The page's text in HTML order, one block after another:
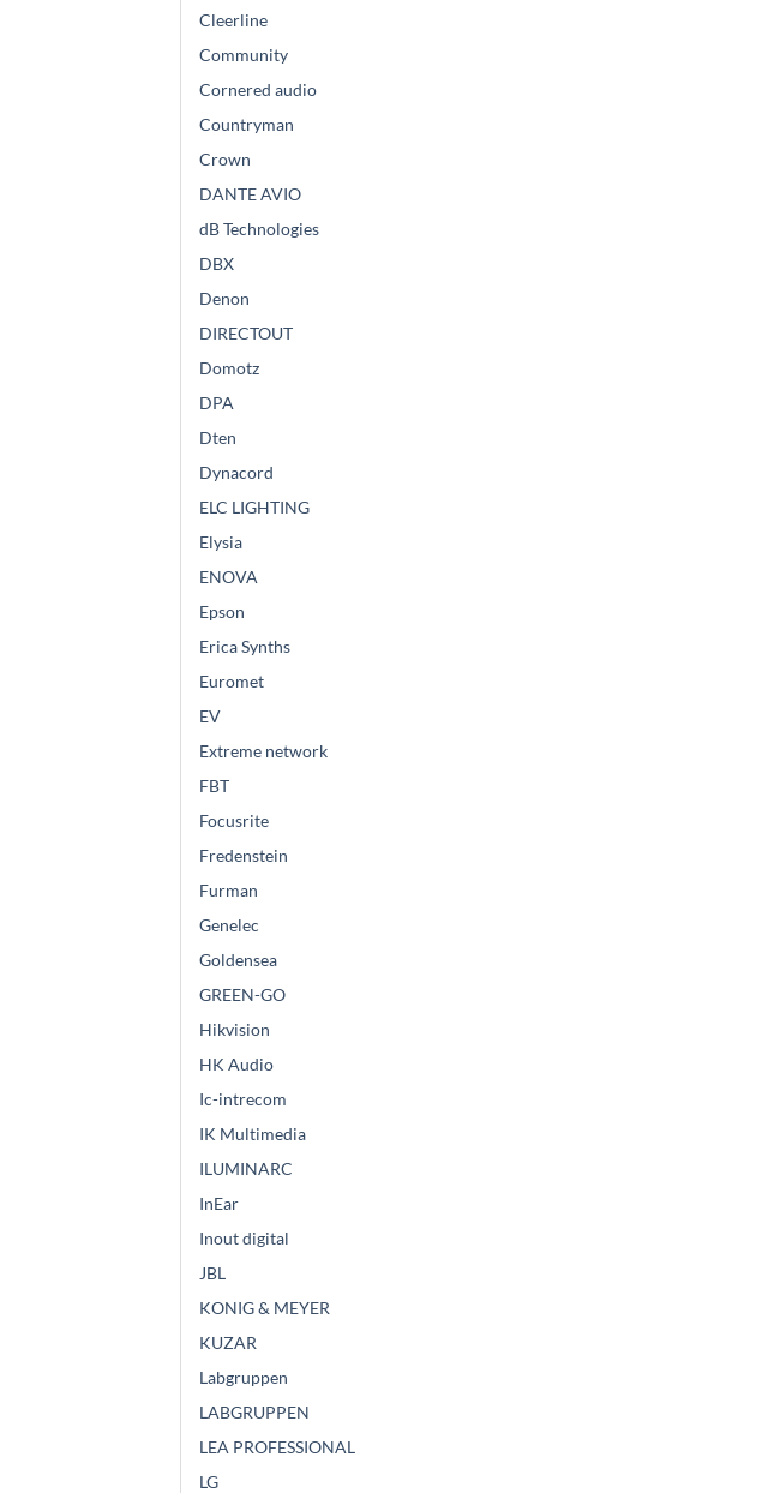
Cleerline
Community
Cornered audio
Countryman
Crown
DANTE AVIO
dB Technologies
DBX
Denon
DIRECTOUT
Domotz
DPA
Dten
Dynacord
ELC LIGHTING
Elysia
ENOVA
Epson
Erica Synths
Euromet
EV
Extreme network
FBT
Focusrite
Fredenstein
Furman
Genelec
Goldensea
GREEN-GO
Hikvision
HK Audio
Ic-intrecom
IK Multimedia
ILUMINARC
InEar
Inout digital
JBL
KONIG & MEYER
KUZAR
Labgruppen
LABGRUPPEN
LEA PROFESSIONAL
LG